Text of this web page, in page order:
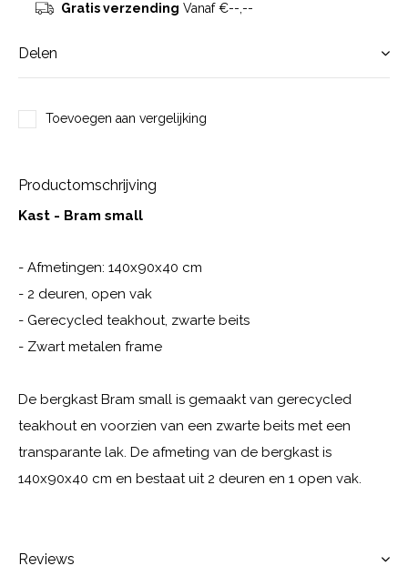
Gratis verzending Vanaf €--,--
Delen
Toevoegen aan vergelijking
Productomschrijving
Kast - Bram small
- Afmetingen: 140x90x40 cm
- 2 deuren, open vak
- Gerecycled teakhout, zwarte beits
- Zwart metalen frame
De bergkast Bram small is gemaakt van gerecycled
teakhout en voorzien van een zwarte beits met een
transparante lak. De afmeting van de bergkast is
140x90x40 cm en bestaat uit 2 deuren en 1 open vak.
Reviews